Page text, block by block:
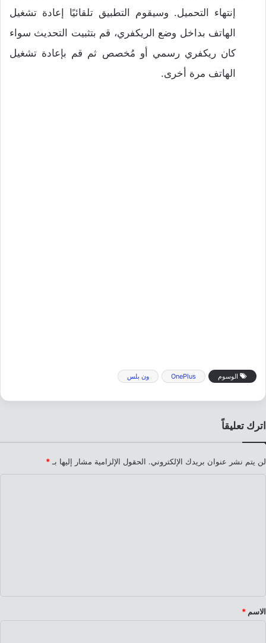
إنتهاء التحميل. وسيقوم التطبيق تلقائيًا إعادة تشغيل
الهاتف بداخل وضع الريكفري، قم بتثبيت التحديث سواء
كان ريكفري رسمي أو مُخصص ثم قم بإعادة تشغيل
الهاتف مرة أخرى.
الوسوم OnePlus ون بلس
اترك تعليقاً
لن يتم نشر عنوان بريدك الإلكتروني. الحقول الإلزامية مشار إليها بـ *
*
الاسم *